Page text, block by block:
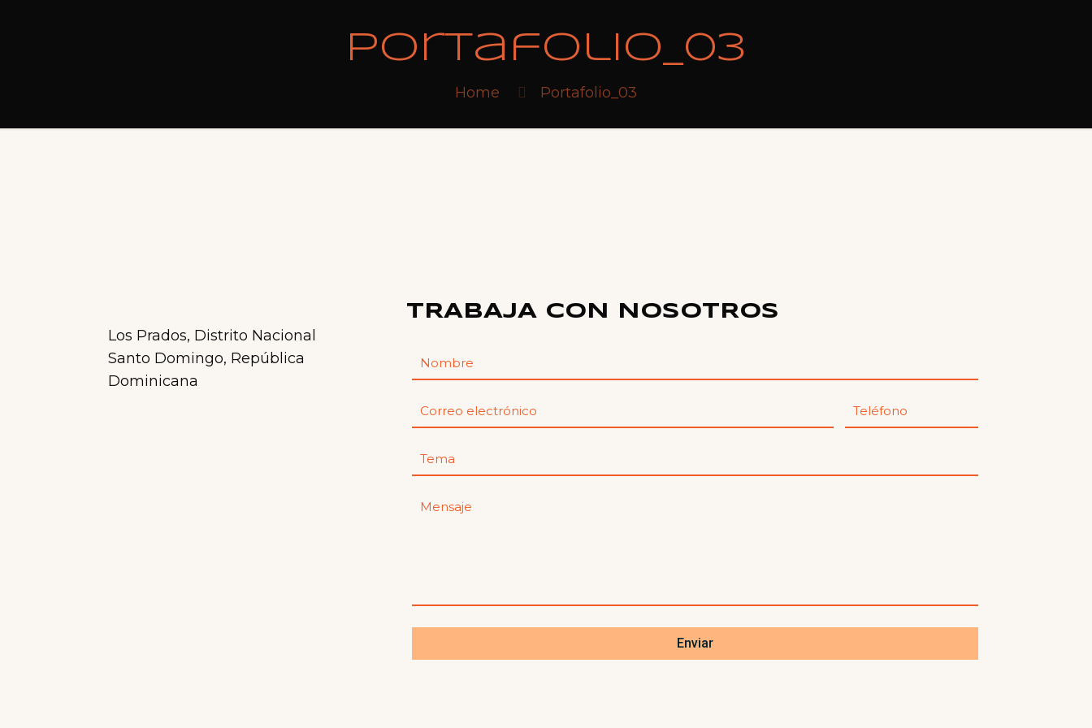
Portafolio_03
Home Portafolio_03
Los Prados, Distrito Nacional
Santo Domingo, República
Dominicana
TRABAJA CON NOSOTROS